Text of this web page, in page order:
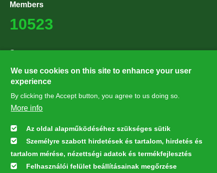
Members
10523
Supporters
27224
Hírlevél feliratkozás
Feliratkozás
We use cookies on this site to enhance your user
experience
By clicking the Accept button, you agree to us doing so.
More info
Az oldal alapműködéséhez szükséges sütik
Személyre szabott hirdetések és tartalom, hirdetés és
tartalom mérése, nézettségi adatok és termékfejlesztés
Felhasználói felület beállításainak megőrzése